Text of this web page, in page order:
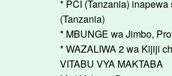
* PCI (Tanzania)
(Tanzania)
* MBUNGE wa Jimbo,
* WAZALIWA 2 wa Kijiji
VITABU VYA MAKTABA